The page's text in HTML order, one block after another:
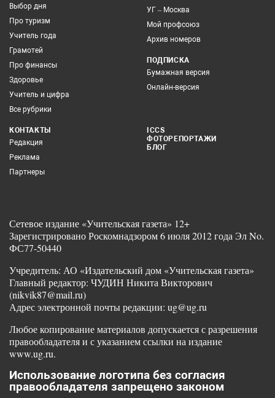
Выбор дня
Про туризм
Учитель года
Грамотей
Про финансы
Здоровье
Учитель и цифра
Все рубрики
УГ – Москва
Мой профсоюз
Архив номеров
ПОДПИСКА
Бумажная версия
Онлайн-версия
КОНТАКТЫ
Редакция
Реклама
Партнеры
ICCS
ФОТОРЕПОРТАЖИ
БЛОГ
Сетевое издание «Учительская газета» 12+
Зарегистрировано Роскомнадзором 6 июля 2012 года Эл No.
ФС77-50440
Учредитель: АО «Издательский дом «Учительская газета»
Главный редактор: ЧУДИН Никита Викторович
(nikvik87@mail.ru)
Адрес электронной почты редакции: ug@ug.ru
Любое копирование материалов допускается с разрешения
правообладателя и с указанием ссылки на издание
www.ug.ru.
Использование логотипа без согласия
правообладателя запрещено законом